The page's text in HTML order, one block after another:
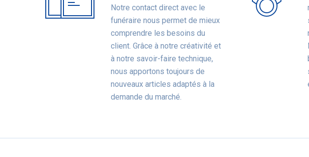
Notre contact direct avec le
funéraire nous permet de mieux
comprendre les besoins du
client. Grâce à notre créativité et
à notre savoir-faire technique,
nous apportons toujours de
nouveaux articles adaptés à la
demande du marché.